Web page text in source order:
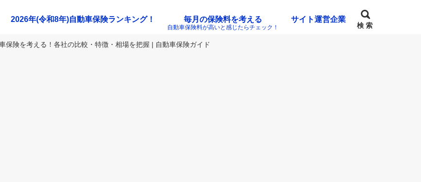
2026年(令和8年)自動車保険ランキング！ 毎月の保険料を考える
自動車保険料が高いと感じたらチェック！
サイト運営企業
検 索
保険を考える！各社の比較・特徴・相場を把握 | 自動車保険ガイド